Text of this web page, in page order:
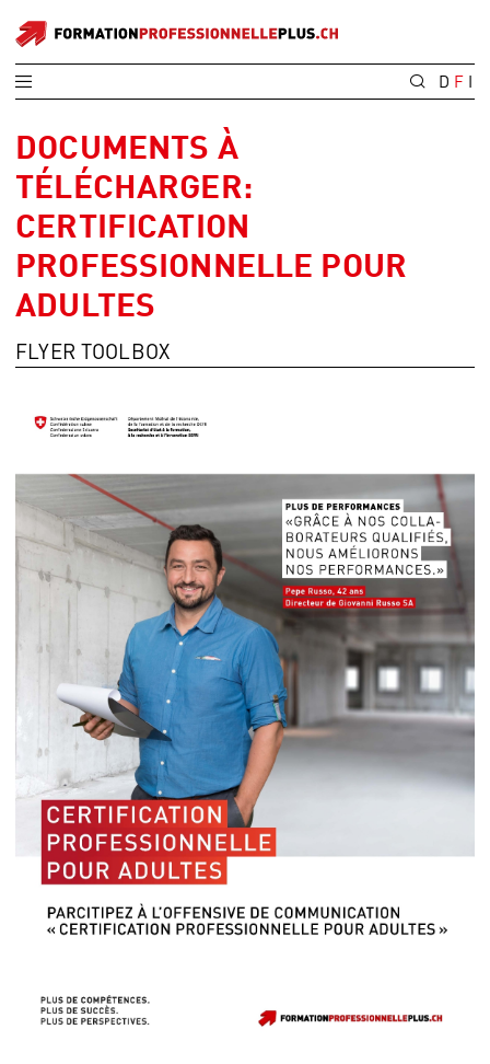
D F I
DOCUMENTS À
TÉLÉCHARGER:
CERTIFICATION
PROFESSIONNELLE POUR
ADULTES
FLYER TOOLBOX